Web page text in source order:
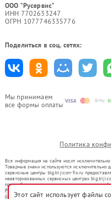
Мы принимаем
все формы оплаты
ООО "Русервис"
ИНН 7702633247
ОГРН 1077746335776
Поделиться в соц. сетях:
Политика
Вся информация на сайте носит
Товарные знаки используются исключительно
сервисные центры blg.trijicon-fix.ru
неавторизованных сервисных центрах
правообладателями товарных знаков или их
Ремонт осуществляется для устройств, уже
со статьей 1487 ГК РФ.
Этот сайт использует файлы